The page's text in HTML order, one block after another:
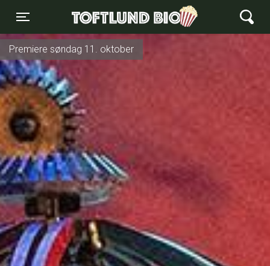
Toggle navigation
Toftlund Biograf
Premiere søndag 11. oktober